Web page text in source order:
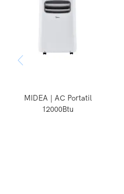
MIDEA | AC Portatil
12000Btu